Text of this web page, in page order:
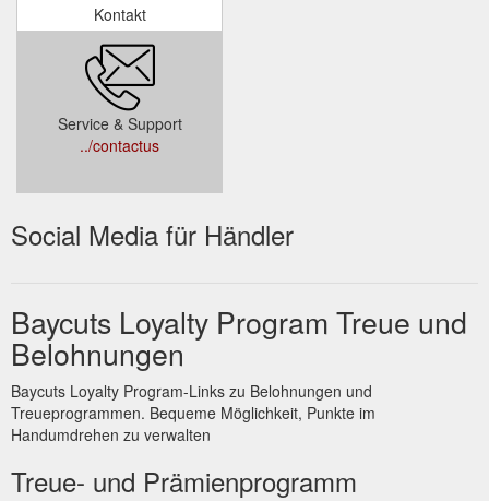
Kontakt
Service & Support
../contactus
Social Media für Händler
Baycuts Loyalty Program Treue und
Belohnungen
Baycuts Loyalty Program-Links zu Belohnungen und
Treueprogrammen. Bequeme Möglichkeit, Punkte im
Handumdrehen zu verwalten
Treue- und Prämienprogramm